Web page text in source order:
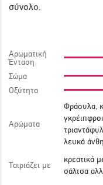
σύνολο.
Αρωματική
Ένταση
Σώμα
Οξύτητα
Αρώματα
Φράουλα,
λευκά
Ταιριάζει με
κρεατικά
σάλτσα